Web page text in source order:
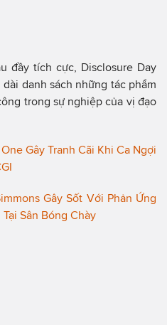
đầy tích cực, Disclosure Day
danh sách những tác phẩm
trong sự nghiệp của vị đạo
Gây Tranh Cãi Khi Ca Ngợi
Gây Sốt Với Phản Ứng
Sân Bóng Chày